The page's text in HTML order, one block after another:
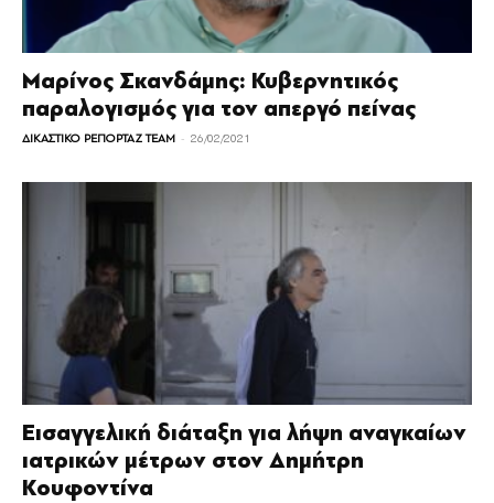
Μαρίνος Σκανδάμης: Κυβερνητικός
παραλογισμός για τον απεργό πείνας
ΔΙΚΑΣΤΙΚΟ ΡΕΠΟΡΤΑΖ TEAM - 26/02/2021
Εισαγγελική διάταξη για λήψη αναγκαίων
ιατρικών μέτρων στον Δημήτρη
Κουφοντίνα